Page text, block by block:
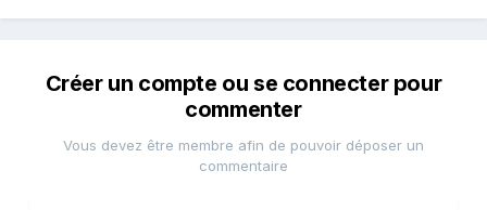
Créer un compte ou se connecter pour
commenter
Vous devez être membre afin de pouvoir déposer un
commentaire